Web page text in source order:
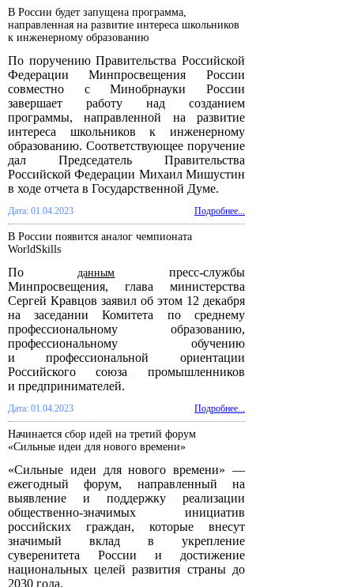
В России будет запущена программа,
направленная на развитие интереса школьников
к инженерному образованию
По поручению Правительства Российской
Федерации Минпросвещения России
совместно с Минобрнауки России
завершает работу над созданием
программы, направленной на развитие
интереса школьников к инженерному
образованию. Соответствующее поручение
дал Председатель Правительства
Российской Федерации Михаил Мишустин
в ходе отчета в Государственной Думе.
Дата: 01.04.2023 Подробнее...
В России появится аналог чемпионата
WorldSkills
По данным пресс-службы
Минпросвещения, глава министерства
Сергей Кравцов заявил об этом 12 декабря
на заседании Комитета по среднему
профессиональному образованию,
профессиональному обучению
и профессиональной ориентации
Российского союза промышленников
и предпринимателей.
Дата: 01.04.2023 Подробнее...
Начинается сбор идей на третий форум
«Сильные идеи для нового времени»
«Сильные идеи для нового времени» —
ежегодный форум, направленный на
выявление и поддержку реализации
общественно-значимых инициатив
российских граждан, которые внесут
значимый вклад в укрепление
суверенитета России и достижение
национальных целей развития страны до
2030 года.